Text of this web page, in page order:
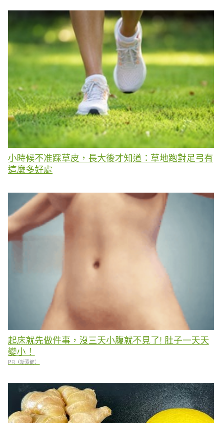
小時候不准踩草皮，長大後才知道：草地跑對足弓有
這麼多好處
起床就先做件事，沒三天小腹就不見了! 肚子一天天
變小！
PR（新素簡）